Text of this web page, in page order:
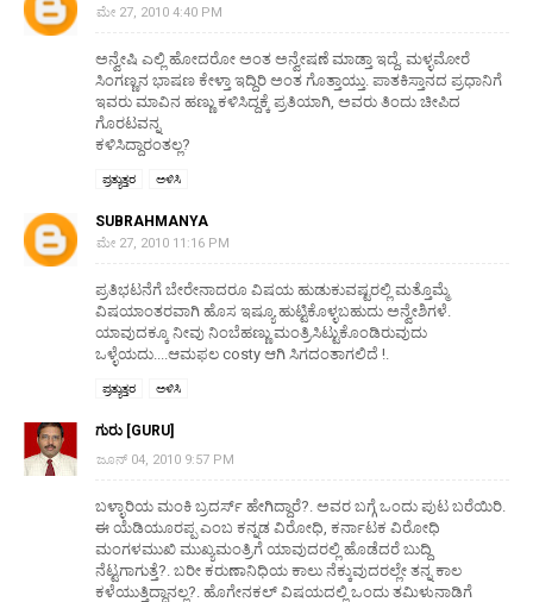
ಮೇ 27, 2010 4:40 PM
ಅನ್ವೇಷಿ ಎಲ್ಲಿ ಹೋದರೋ ಅಂತ ಅನ್ವೇಷಣೆ ಮಾಡ್ತಾ ಇದ್ದೆ. ಮಳ್ಳಮೋರೆ
ಸಿಂಗಣ್ಣನ ಭಾಷಣ ಕೇಳ್ತಾ ಇದ್ದಿರಿ ಅಂತ ಗೊತ್ತಾಯ್ತು. ಪಾತಕಿಸ್ತಾನದ ಪ್ರಧಾನಿಗೆ
ಇವರು ಮಾವಿನ ಹಣ್ಣು ಕಳಿಸಿದ್ದಕ್ಕೆ ಪ್ರತಿಯಾಗಿ, ಅವರು ತಿಂದು ಚೀಪಿದ
ಗೊರಟವನ್ನ
ಕಳಿಸಿದ್ದಾರಂತಲ್ಲ?
ಪ್ರತ್ಯುತ್ತರ ಅಳಿಸಿ
SUBRAHMANYA
ಮೇ 27, 2010 11:16 PM
ಪ್ರತಿಭಟನೆಗೆ ಬೇರೇನಾದರೂ ವಿಷಯ ಹುಡುಕುವಷ್ಟರಲ್ಲಿ ಮತ್ತೊಮ್ಮೆ
ವಿಷಯಾಂತರವಾಗಿ ಹೊಸ ಇಷ್ಯೂ ಹುಟ್ಟಿಕೊಳ್ಳಬಹುದು ಅನ್ವೇಶಿಗಳೆ.
ಯಾವುದಕ್ಕೂ ನೀವು ನಿಂಬೆಹಣ್ಣು ಮಂತ್ರಿಸಿಟ್ಟುಕೊಂಡಿರುವುದು
ಒಳ್ಳೆಯದು....ಆಮಫಲ costy ಆಗಿ ಸಿಗದಂತಾಗಲಿದೆ !.
ಪ್ರತ್ಯುತ್ತರ ಅಳಿಸಿ
ಗುರು [GURU]
ಜೂನ್ 04, 2010 9:57 PM
ಬಳ್ಳಾರಿಯ ಮಂಕಿ ಬ್ರದರ್ಸ್ ಹೇಗಿದ್ದಾರೆ?. ಅವರ ಬಗ್ಗೆ ಒಂದು ಪುಟ ಬರೆಯಿರಿ.
ಈ ಯೆಡಿಯೂರಪ್ಪ ಎಂಬ ಕನ್ನಡ ವಿರೋಧಿ, ಕರ್ನಾಟಕ ವಿರೋಧಿ
ಮಂಗಳಮುಖಿ ಮುಖ್ಯಮಂತ್ರಿಗೆ ಯಾವುದರಲ್ಲಿ ಹೊಡೆದರೆ ಬುದ್ದಿ
ನೆಟ್ಟಗಾಗುತ್ತೆ?. ಬರೀ ಕರುಣಾನಿಧಿಯ ಕಾಲು ನೆಕ್ಕುವುದರಲ್ಲೇ ತನ್ನ ಕಾಲ
ಕಳೆಯುತ್ತಿದ್ದಾನಲ್ಲ?. ಹೊಗೇನಕಲ್ ವಿಷಯದಲ್ಲಿ ಒಂದು ತಮಿಳುನಾಡಿಗೆ